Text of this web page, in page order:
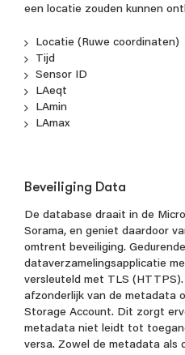
een locatie zouden kunnen
Locatie (Ruwe coordinaten)
Tijd
Sensor ID
LAeqt
LAmin
LAmax
Beveiliging Data
De database draait in de
Sorama, en geniet daardoor
omtrent beveiliging.
dataverzamelingsapplicatie
versleuteld met TLS
afzonderlijk van de metadata
Storage Account. Dit zorgt
metadata niet leidt tot
versa. Zowel de metadata als